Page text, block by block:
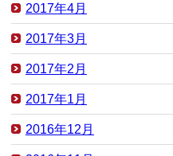
2017年4月
2017年3月
2017年2月
2017年1月
2016年12月